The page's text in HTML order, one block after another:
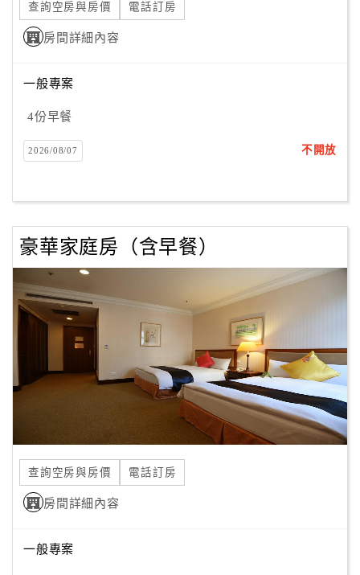
查詢空房與房價 電話訂房
房間詳細內容
一般專案
4份早餐
2026/08/07 不開放
豪華家庭房（含早餐）
查詢空房與房價 電話訂房
房間詳細內容
一般專案